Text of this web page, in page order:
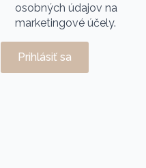
osobných údajov na
marketingové účely.
Prihlásiť sa